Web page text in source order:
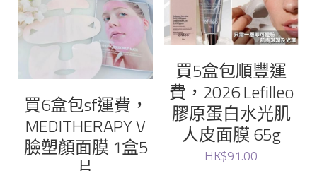
買6盒包sf運費，
MEDITHERAPY V
臉塑顏面膜 1盒5
買5盒包順豐運
費，2026 Lefilleo
膠原蛋白水光肌
人皮面膜 65g
HK$91.00